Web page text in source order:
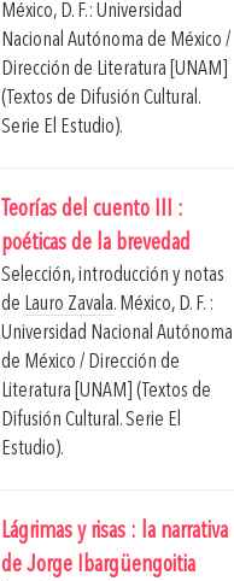
México, D. F.: Universidad
Nacional Autónoma de México /
Dirección de Literatura [UNAM]
(Textos de Difusión Cultural.
Serie El Estudio).
Teorías del cuento III :
poéticas de la brevedad
Selección, introducción y notas
de Lauro Zavala. México, D. F. :
Universidad Nacional Autónoma
de México / Dirección de
Literatura [UNAM] (Textos de
Difusión Cultural. Serie El
Estudio).
Lágrimas y risas : la narrativa
de Jorge Ibargüengoitia